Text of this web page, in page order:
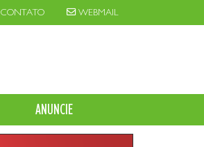
CONTATO WEBMAIL
ANUNCIE